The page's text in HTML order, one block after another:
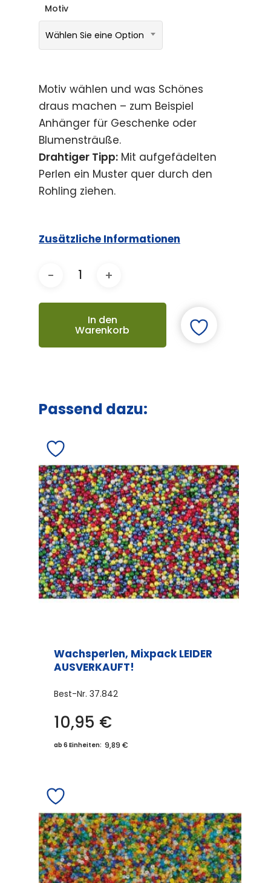
Motiv
Wählen Sie eine Option
Motiv wählen und was Schönes
draus machen – zum Beispiel
Anhänger für Geschenke oder
Blumensträuße.
Drahtiger Tipp: Mit aufgefädelten
Perlen ein Muster quer durch den
Rohling ziehen.
Zusätzliche Informationen
In den
Warenkorb
Passend dazu:
Wachsperlen, Mixpack LEIDER
AUSVERKAUFT!
Best-Nr. 37.842
10,95 €
ab 6 Einheiten: 9,89 €